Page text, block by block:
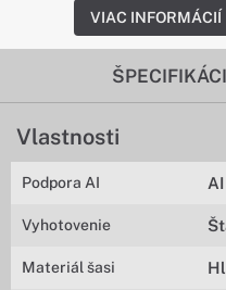
VIAC INFORMÁCIÍ
Vlastnosti
Podpora AI
Vyhotovenie
Materiál šasi